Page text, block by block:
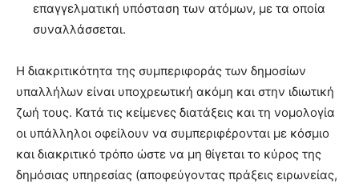
επαγγελματική υπόσταση των ατόμων, με τα οποία
συναλλάσσεται.
Η διακριτικότητα της συμπεριφοράς των δημοσίων
υπαλλήλων είναι υποχρεωτική ακόμη και στην ιδιωτική
ζωή τους. Κατά τις κείμενες διατάξεις και τη νομολογία
οι υπάλληλοι οφείλουν να συμπεριφέρονται με κόσμιο
και διακριτικό τρόπο ώστε να μη θίγεται το κύρος της
δημόσιας υπηρεσίας (αποφεύγοντας πράξεις ειρωνείας,